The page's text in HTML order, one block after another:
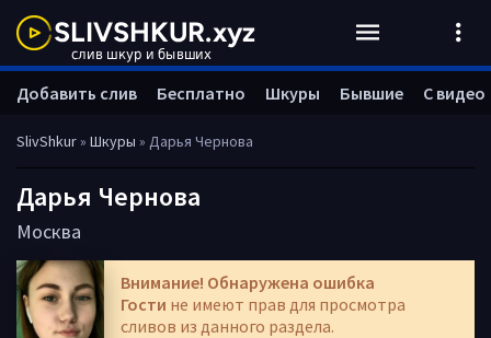
SlivShkur» Шкуры » Дарья Чернова
Дарья Чернова
Москва
Внимание! Обнаружена ошибка
Гости не имеют прав для просмотра
сливов из данного раздела.
Добавить слив Бесплатно Шкуры Бывшие С видео